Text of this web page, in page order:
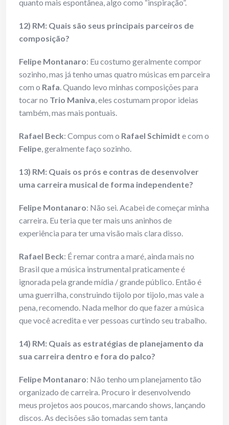
quanto mais espontânea, algo como “inspiração”.
12) RM: Quais são seus principais parceiros de
composição?
Felipe Montanaro: Eu costumo geralmente compor
sozinho, mas já tenho umas quatro músicas em parceira
com o Rafa. Quando levo minhas composições para
tocar no Trio Maniva, eles costumam propor ideias
também, mas mais pontuais.
Rafael Beck: Compus com o Rafael Schimidt e com o
Felipe, geralmente faço sozinho.
13) RM: Quais os prós e contras de desenvolver
uma carreira musical de forma independente?
Felipe Montanaro: Não sei. Acabei de começar minha
carreira. Eu teria que ter mais uns aninhos de
experiência para ter uma visão mais clara disso.
Rafael Beck: É remar contra a maré, ainda mais no
Brasil que a música instrumental praticamente é
ignorada pela grande mídia / grande público. Então é
uma guerrilha, construindo tijolo por tijolo, mas vale a
pena, recomendo. Nada melhor do que fazer a música
que você acredita e ver pessoas curtindo seu trabalho.
14) RM: Quais as estratégias de planejamento da
sua carreira dentro e fora do palco?
Felipe Montanaro: Não tenho um planejamento tão
organizado de carreira. Procuro ir desenvolvendo
meus projetos aos poucos, marcando shows, lançando
discos. As decisões são tomadas sem tanta